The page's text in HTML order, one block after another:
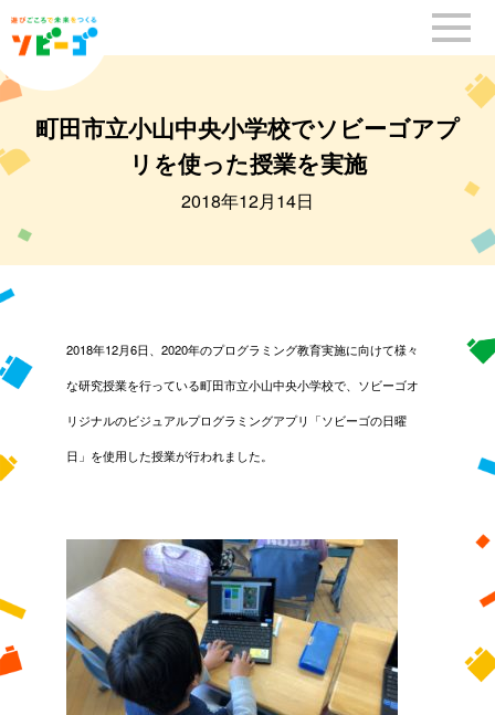
町田市立小山中央小学校でソビーゴアプ
リを使った授業を実施
2018年12月14日
2018年12月6日、2020年のプログラミング教育実施に向けて様々
な研究授業を行っている町田市立小山中央小学校で、ソビーゴオ
リジナルのビジュアルプログラミングアプリ「ソビーゴの日曜
日」を使用した授業が行われました。